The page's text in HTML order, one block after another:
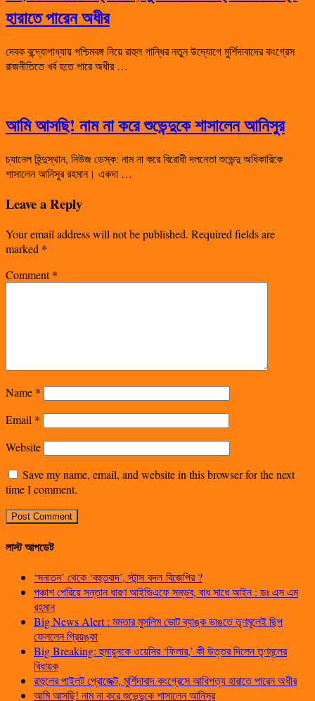
হারাতে পারেন অধীর
দেবক বন্দ্যোপাধ্যায় পশ্চিমবঙ্গ নিয়ে রাহুল গান্ধির নতুন উদ্যোগে মুর্শিদাবাদের কংগ্রেস
রাজনীতিতে খর্ব হতে পারে অধীর …
আমি আসছি! নাম না করে শুভেন্দুকে শাসালেন আনিসুর
চ্যানেল হিন্দুস্থান, নিউজ ডেস্ক: নাম না করে বিরোধী দলনেতা শুভেন্দু অধিকারিকে
শাসালেন আনিসুর রহমান। একদা …
Leave a Reply
Your email address will not be published. Required fields are
marked *
Comment*
Name *
Email *
Website
Save my name, email, and website in this browser for the next
time I comment.
লাস্ট আপডেট
‘সনাতন’ থেকে ‘বহুতবাদ’, স্টান্স বদল বিজেপির ?
পঞ্চাশ পেরিয়ে সন্তান ধারণ আইভিএফে সম্ভব, বাধ সাধে আইন : ডঃ এস এম
রহমান
Big News Alert : মমতার মুসলিম ভোট ব্যাঙ্ক ভাঙতে তৃণমূলেই ছিপ
ফেললেন প্রিয়ঙ্কা
Big Breaking: হুমায়ুনকে ওয়েসির ‘ফিলার,’ কী উত্তর দিলেন তৃণমূলের
বিধায়ক
রাহুলের পাইলট প্রোজেক্ট, মুর্শিদাবাদ কংগ্রেসে আধিপত্য হারাতে পারেন অধীর
আমি আসছি! নাম না করে শুভেন্দুকে শাসালেন আনিসুর